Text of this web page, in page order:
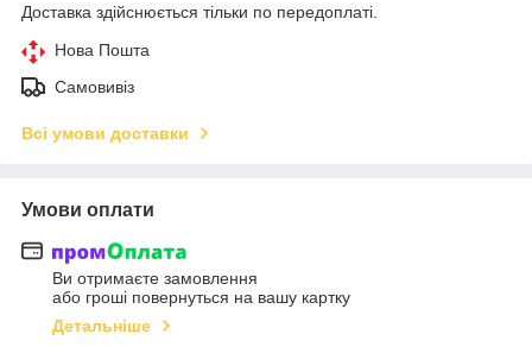
Доставка здійснюється тільки по передоплаті.
Нова Пошта
Самовивіз
Всі умови доставки
Умови оплати
Ви отримаєте замовлення
або гроші повернуться на вашу картку
Детальніше